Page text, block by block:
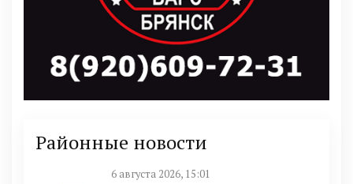
Районные новости
6 августа 2026, 15:01